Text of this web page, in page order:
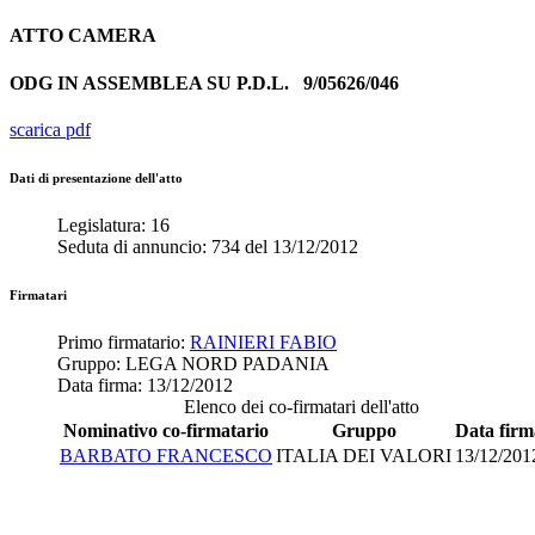
ATTO CAMERA
ODG IN ASSEMBLEA SU P.D.L. 9/05626/046
scarica pdf
Dati di presentazione dell'atto
Legislatura: 16
Seduta di annuncio: 734 del 13/12/2012
Firmatari
Primo firmatario: RAINIERI FABIO
Gruppo: LEGA NORD PADANIA
Data firma: 13/12/2012
Elenco dei co-firmatari dell'atto
Nominativo co-firmatario
Gruppo
Data
BARBATO FRANCESCO ITALIA DEI VALORI 13/12/